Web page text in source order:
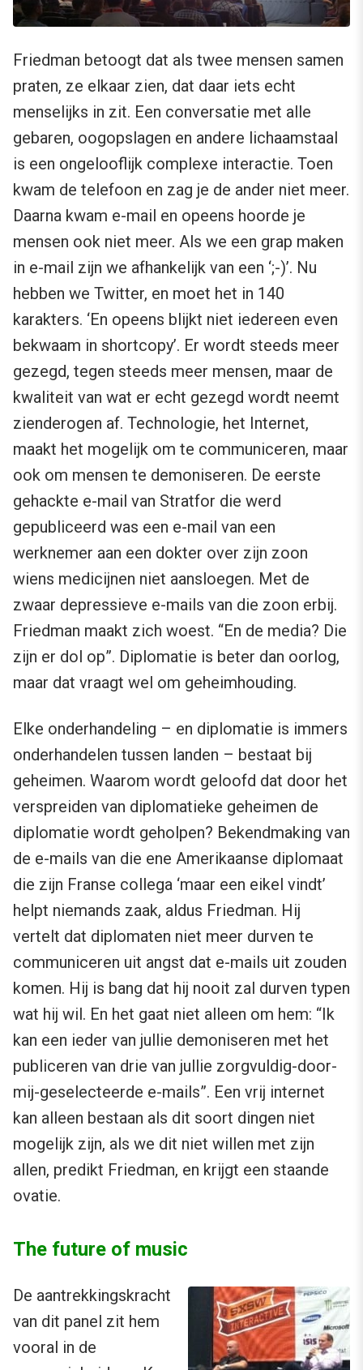
Friedman betoogt dat als twee mensen samen
praten, ze elkaar zien, dat daar iets echt
menselijks in zit. Een conversatie met alle
gebaren, oogopslagen en andere lichaamstaal
is een ongelooflijk complexe interactie. Toen
kwam de telefoon en zag je de ander niet meer.
Daarna kwam e-mail en opeens hoorde je
mensen ook niet meer. Als we een grap maken
in e-mail zijn we afhankelijk van een ‘;-)’. Nu
hebben we Twitter, en moet het in 140
karakters. ‘En opeens blijkt niet iedereen even
bekwaam in shortcopy’. Er wordt steeds meer
gezegd, tegen steeds meer mensen, maar de
kwaliteit van wat er echt gezegd wordt neemt
zienderogen af. Technologie, het Internet,
maakt het mogelijk om te communiceren, maar
ook om mensen te demoniseren. De eerste
gehackte e-mail van Stratfor die werd
gepubliceerd was een e-mail van een
werknemer aan een dokter over zijn zoon
wiens medicijnen niet aansloegen. Met de
zwaar depressieve e-mails van die zoon erbij.
Friedman maakt zich woest. “En de media? Die
zijn er dol op”. Diplomatie is beter dan oorlog,
maar dat vraagt wel om geheimhouding.
Elke onderhandeling – en diplomatie is immers
onderhandelen tussen landen – bestaat bij
geheimen. Waarom wordt geloofd dat door het
verspreiden van diplomatieke geheimen de
diplomatie wordt geholpen? Bekendmaking van
de e-mails van die ene Amerikaanse diplomaat
die zijn Franse collega ‘maar een eikel vindt’
helpt niemands zaak, aldus Friedman. Hij
vertelt dat diplomaten niet meer durven te
communiceren uit angst dat e-mails uit zouden
komen. Hij is bang dat hij nooit zal durven typen
wat hij wil. En het gaat niet alleen om hem: “Ik
kan een ieder van jullie demoniseren met het
publiceren van drie van jullie zorgvuldig-door-
mij-geselecteerde e-mails”. Een vrij internet
kan alleen bestaan als dit soort dingen niet
mogelijk zijn, als we dit niet willen met zijn
allen, predikt Friedman, en krijgt een staande
ovatie.
The future of music
De aantrekkingskracht
van dit panel zit hem
vooral in de